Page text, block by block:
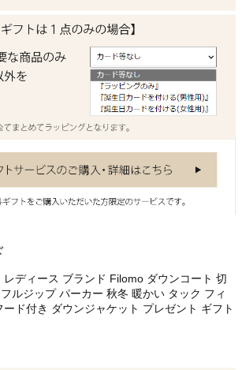
レディース ブランド Filomo ダウンコート 切
ルジップ パーカー 秋冬 暖かい タック フィ
ド付き ダウンジャケット プレゼント ギフト